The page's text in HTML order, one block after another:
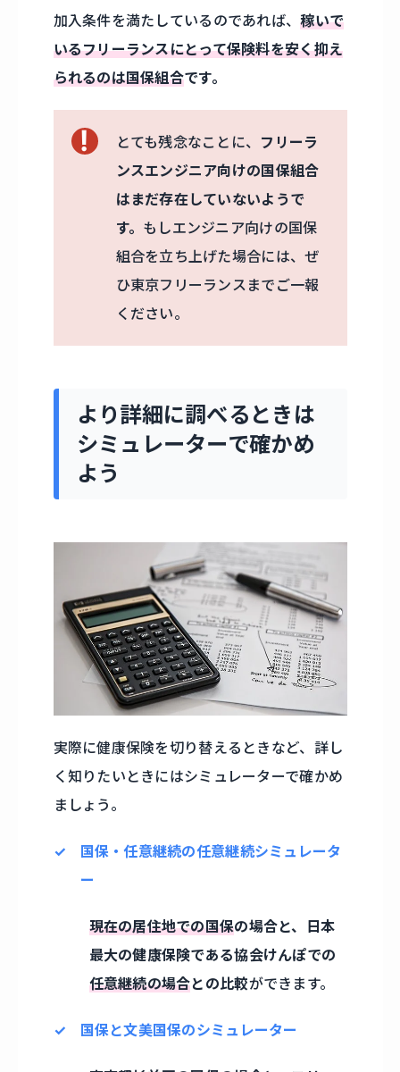
加入条件を満たしているのであれば、稼いで
いるフリーランスにとって保険料を安く抑え
られるのは国保組合です。
とても残念なことに、 フリーラ
ンスエンジニア向けの国保組合
はまだ存在していないようで
す。 もしエンジニア向けの国保
組合を立ち上げた場合には、ぜ
ひ東京フリーランスまでご一報
ください。
より詳細に調べるときは
シミュレーターで確かめ
よう
実際に健康保険を切り替えるときなど、詳し
く知りたいときにはシミュレーターで確かめ
ましょう。
国保・任意継続の任意継続シミュレータ
ー
現在の居住地での国保の場合と、日本
最大の健康保険である協会けんぽでの
任意継続の場合との比較ができます。
国保と文美国保のシミュレーター